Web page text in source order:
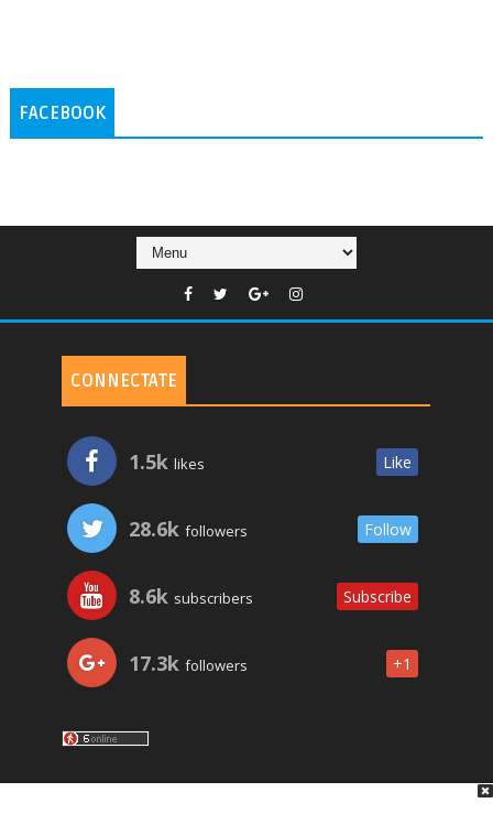
FACEBOOK
CONNECTATE
1.5k likes Like
28.6k followers Follow
8.6k subscribers Subscribe
17.3k followers +1